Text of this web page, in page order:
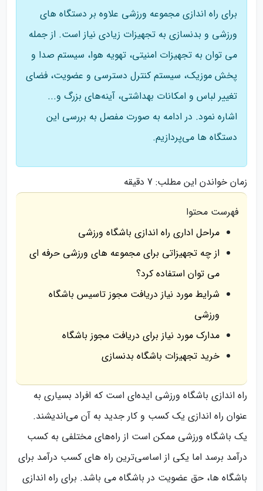
برای راه اندازی مجموعه ورزشی علاوه بر دستگاه های
ورزشی و بدنسازی به تجهیزات زیادی نیاز است. از جمله
می توان به تجهیزات امنیتی، تهویه هوا، سیستم صدا و
پخش موزیک، سیستم کنترل دسترسی و عضویت، فضای
تغییر لباس و امکانات بهداشتی، آینه‌های بزرگ و...
اشاره نمود. در ادامه به صورت مفصل به بررسی این
دستگاه ها می‌پردازیم.
زمان خواندن این مطلب: 7 دقیقه
فهرست محتوا
مراحل اداری راه اندازی باشگاه ورزشی
از چه تجهیزاتی برای مجموعه های ورزشی حرفه ای
می توان استفاده کرد؟
شرایط مورد نیاز دریافت مجوز تاسیس باشگاه
ورزشی
مدارک مورد نیاز برای دریافت مجوز باشگاه
خرید تجهیزات باشگاه بدنسازی
راه اندازی باشگاه ورزشی ایده‌ای است که افراد بسیاری به
عنوان راه اندازی یک کسب و کار جدید به آن می‌اندیشند.
یک باشگاه ورزشی ممکن است از راه‌های مختلفی به کسب
درآمد برسد اما یکی از اساسی‌ترین راه های کسب درآمد برای
باشگاه ها، حق عضویت در باشگاه می باشد. برای راه اندازی